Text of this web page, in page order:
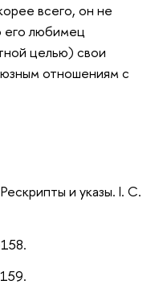
всего, он не
его любимец
целью) свои
отношениям с
и указы. I. С.